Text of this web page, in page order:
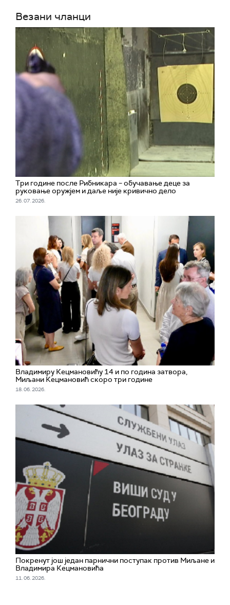
Везани чланци
Три године после Рибникара – обучавање деце за
руковање оружјем и даље није кривично дело
26. 07. 2026.
Владимиру Кецмановићу 14 и по година затвора,
Миљани Кецмановић скоро три године
18. 06. 2026.
Покренут још један парнични поступак против Миљане и
Владимира Кецмановића
11. 06. 2026.